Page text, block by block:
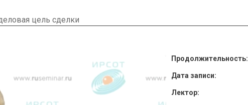
цель сделки
Продолжительность:
Дата записи:
Лектор: